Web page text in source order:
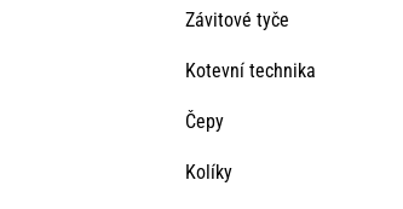
Závitové tyče
Kotevní technika
Čepy
Kolíky